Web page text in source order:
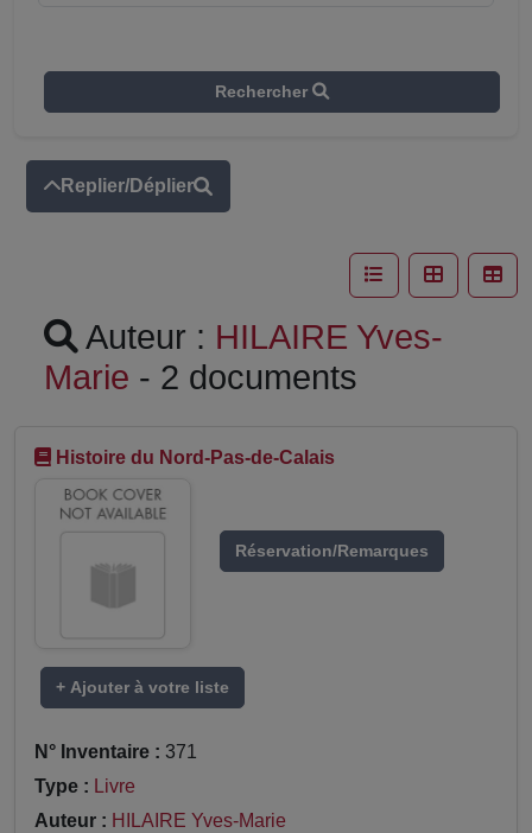
Rechercher
Replier/Déplier
Auteur : HILAIRE Yves-
Marie - 2 documents
Histoire du Nord-Pas-de-Calais
Réservation/Remarques
+ Ajouter à votre liste
N° Inventaire : 371
Type : Livre
Auteur : HILAIRE Yves-Marie